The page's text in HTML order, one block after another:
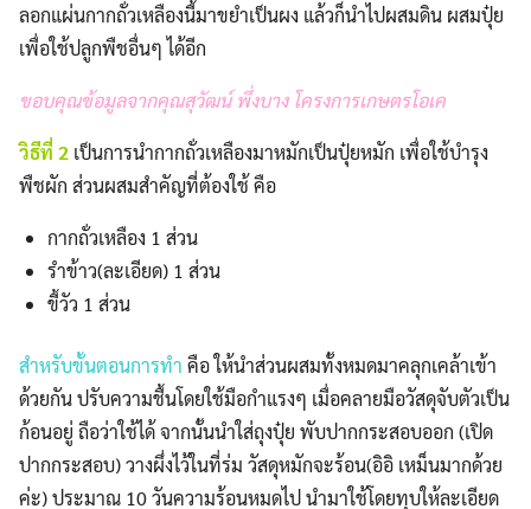
ลอกแผ่นกากถั่วเหลืองนี้มาขยำเป็นผง แล้วก็นำไปผสมดิน ผสมปุ๋ย
เพื่อใช้ปลูกพืชอื่นๆ ได้อีก
ขอบคุณข้อมูลจากคุณสุวัฒน์ พึ่งบาง โครงการเกษตรโอเค
วิธีที่ 2 เป็นการนำกากถั่วเหลืองมาหมักเป็นปุ๋ยหมัก เพื่อใช้บำรุง
พืชผัก ส่วนผสมสำคัญที่ต้องใช้ คือ
กากถั่วเหลือง 1 ส่วน
รำข้าว(ละเอียด) 1 ส่วน
ขี้วัว 1 ส่วน
สำหรับขั้นตอนการทำ คือ ให้นำส่วนผสมทั้งหมดมาคลุกเคล้าเข้า
ด้วยกัน ปรับความชื้นโดยใช้มือกำแรงๆ เมื่อคลายมือวัสดุจับตัวเป็น
ก้อนอยู่ ถือว่าใช้ได้ จากนั้นนำใส่ถุงปุ๋ย พับปากกระสอบออก (เปิด
ปากกระสอบ) วางผึ่งไว้ในที่ร่ม วัสดุหมักจะร้อน(อิอิ เหม็นมากด้วย
ค่ะ) ประมาณ 10 วันความร้อนหมดไป นำมาใช้โดยทุบให้ละเอียด